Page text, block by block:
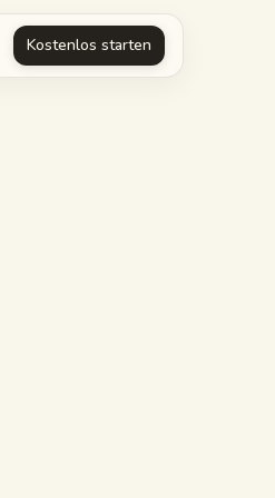
Kostenlos starten